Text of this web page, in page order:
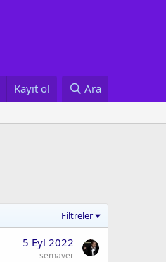
Kayıt ol Ara
Filtreler
5 Eyl 2022
semaver